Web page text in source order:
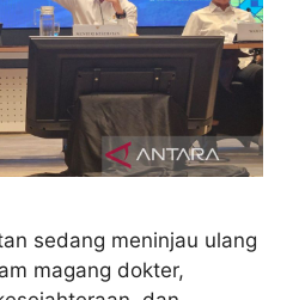
sedang meninjau ulang
magang dokter,